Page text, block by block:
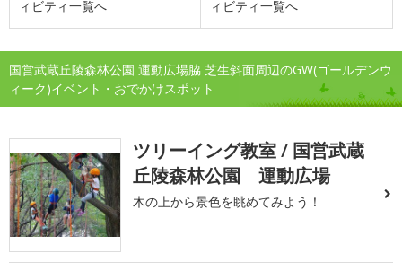
ィビティ一覧へ
ィビティ一覧へ
国営武蔵丘陵森林公園 運動広場脇 芝生斜面周辺のGW(ゴールデンウ
ィーク)イベント・おでかけスポット
ツリーイング教室 / 国営武蔵
丘陵森林公園 運動広場
木の上から景色を眺めてみよう！